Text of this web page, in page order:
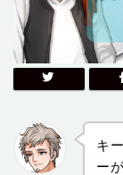
キ
ー